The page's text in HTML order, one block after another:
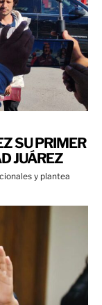
SU PRIMER
JUÁREZ
y plantea